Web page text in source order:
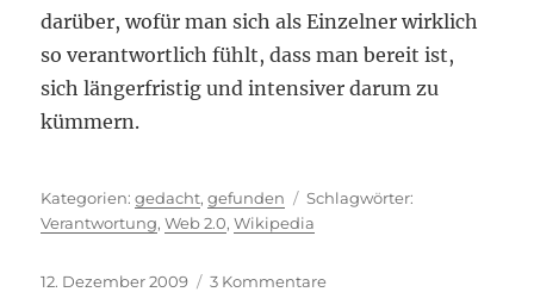
darüber, wofür man sich als Einzelner wirklich
so verantwortlich fühlt, dass man bereit ist,
sich längerfristig und intensiver darum zu
kümmern.
Kategorien
gedacht,gefunden
Verantwortung,Web 2.0,Wikipedia
Veröffentlicht
12. Dezember 2009 3 Kommentarezu